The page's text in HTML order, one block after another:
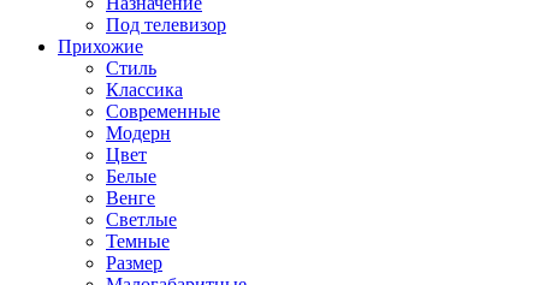
Под телевизор
Прихожие
Стиль
Классика
Современные
Модерн
Цвет
Белые
Венге
Светлые
Темные
Размер